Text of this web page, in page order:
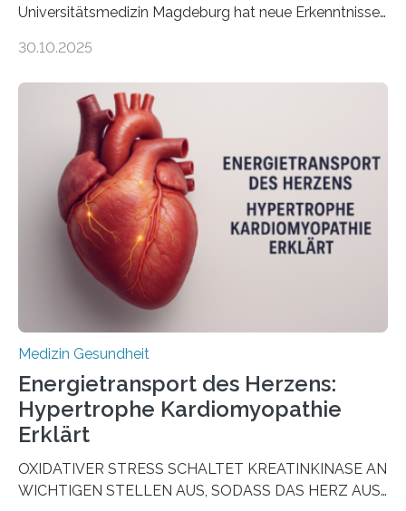
Universitätsmedizin Magdeburg hat neue Erkenntnisse
behandelt werden kann. In ihrer aktuellen Studie,
Oncology, zeigen die Forschenden, dass Mini-Tumore
aus Gewebe von Patientinnen und Patienten –
sogenannte Organoide – genutzt werden können, um
vorab zu prüfen, welche Medikamente am besten
wirken. Dabei wurde ein Eiweiß identifiziert, das künftig
als Biomarker für die Wahl der passenden Therapie
dienen könnte. Darmkrebs zählt weltweit zu den
häufigsten Krebsarten und stellt…
30.10.2025
Medizin Gesundheit
Energietransport des Herzens:
Hypertrophe Kardiomyopathie
Erklärt
OXIDATIVER STRESS SCHALTET KREATINKINASE AN
WICHTIGEN STELLEN AUS, SODASS DAS HERZ AUS